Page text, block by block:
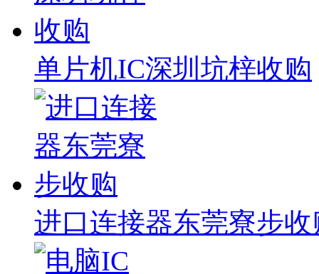
单片机IC深圳坑梓收购
进口连接器东莞寮步收